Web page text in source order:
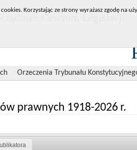
Orzeczenia Trybunału
prawnych 1918-2026 r.
Korzystając ze strony wyrażasz zgodę na